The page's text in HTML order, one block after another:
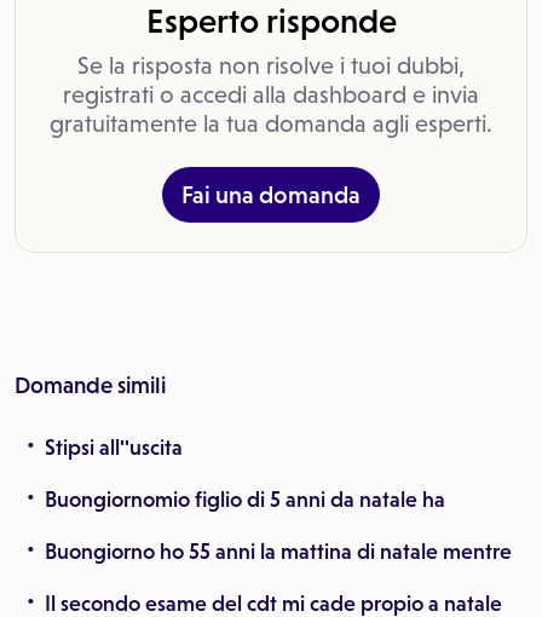
Esperto risponde
Se la risposta non risolve i tuoi dubbi,
registrati o accedi alla dashboard e invia
gratuitamente la tua domanda agli esperti.
Fai una domanda
Domande simili
Stipsi all''uscita
Buongiornomio figlio di 5 anni da natale ha
Buongiorno ho 55 anni la mattina di natale mentre
Il secondo esame del cdt mi cade propio a natale